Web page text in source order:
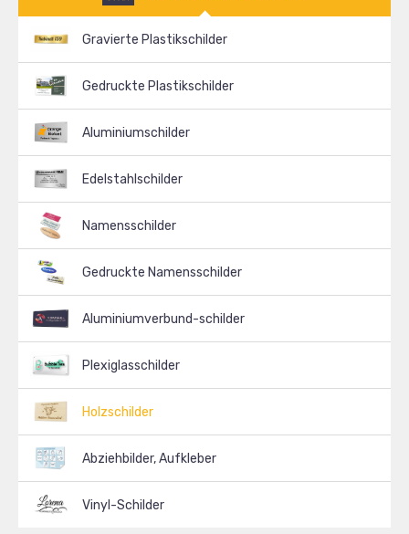
Gravierte Plastikschilder
Gedruckte Plastikschilder
Aluminiumschilder
Edelstahlschilder
Namensschilder
Gedruckte Namensschilder
Aluminiumverbund-schilder
Plexiglasschilder
Holzschilder
Abziehbilder, Aufkleber
Vinyl-Schilder